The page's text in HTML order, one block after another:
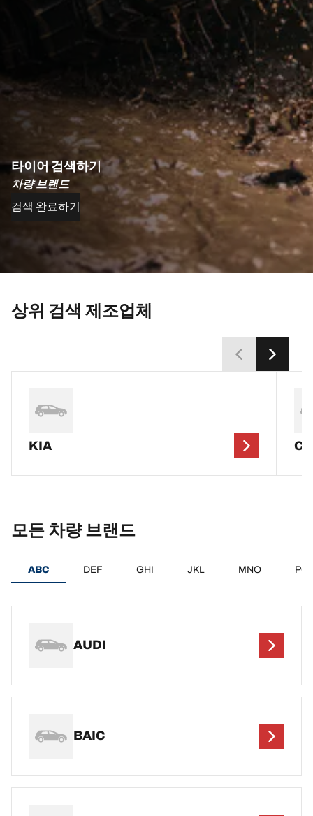
타이어 검색하기
차량 브랜드
검색 완료하기
상위 검색 제조업체
KIA
모든 차량 브랜드
ABC DEF GHI JKL MNO
AUDI
BAIC